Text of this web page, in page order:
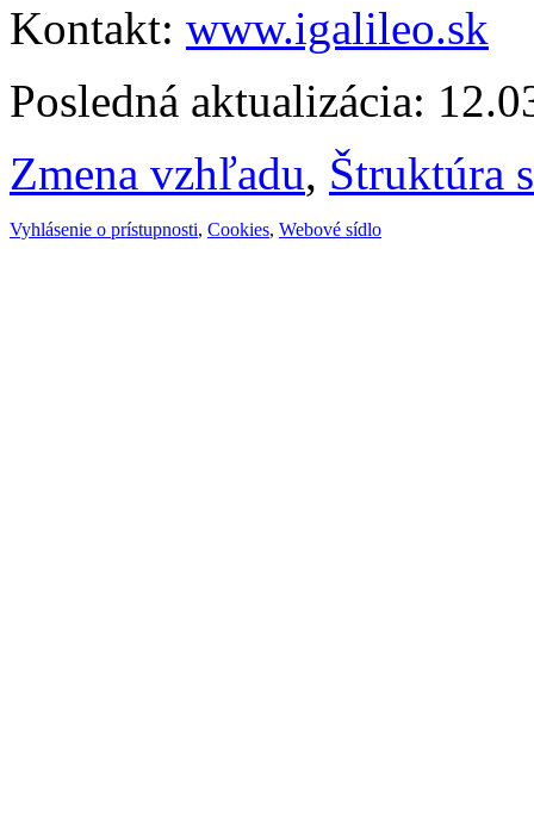
Kontakt: www.igalileo.sk
Posledná aktualizácia:
Zmena vzhľadu, Štruktúra
Vyhlásenie o prístupnosti, Cookies, Webové sídlo